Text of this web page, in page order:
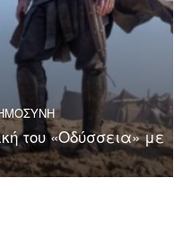
του «Οδύσσεια» με